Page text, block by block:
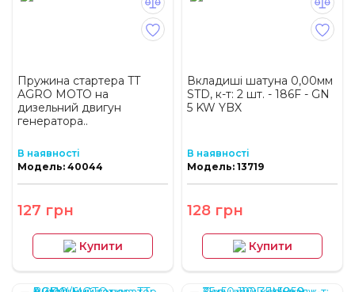
Пружина стартера TT
AGRO MOTO на
дизельний двигун
генератора..
В наявності
Модель: 40044
127 грн
Купити
Вкладиші шатуна 0,00мм
STD, к-т: 2 шт. - 186F - GN
5 KW YBX
В наявності
Модель: 13719
128 грн
Купити